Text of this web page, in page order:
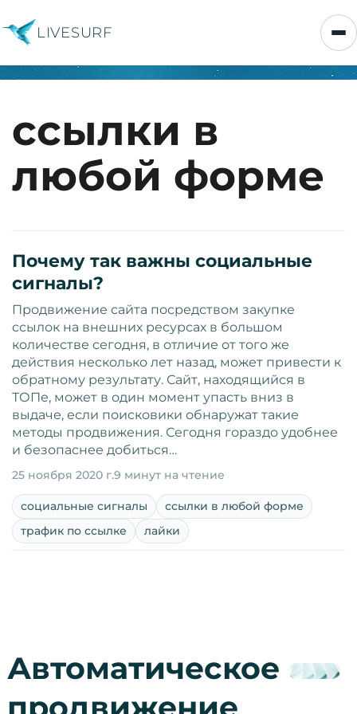
LIVESURF
ссылки в
любой форме
Почему так важны социальные
сигналы?
Продвижение сайта посредством закупке
ссылок на внешних ресурсах в большом
количестве сегодня, в отличие от того же
действия несколько лет назад, может привести к
обратному результату. Сайт, находящийся в
ТОПе, может в один момент упасть вниз в
выдаче, если поисковики обнаружат такие
методы продвижения. Сегодня гораздо удобнее
и безопаснее добиться…
25 ноября 2020 г.9 минут на чтение
социальные сигналы
ссылки в любой форме
трафик по ссылке
лайки
Автоматическое